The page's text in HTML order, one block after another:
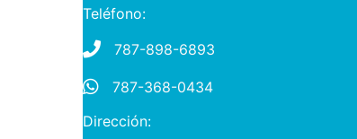
Teléfono:
787-898-6893
787-368-0434
787-368-0434
Dirección: